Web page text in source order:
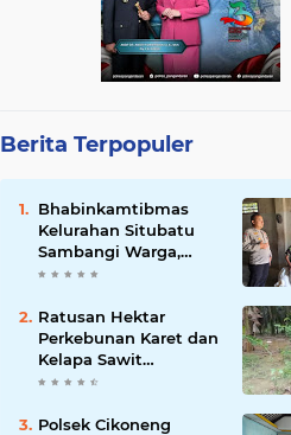
Berita Terpopuler
Bhabinkamtibmas
Kelurahan Situbatu
Sambangi Warga,
Perkuat Silaturahmi
Wilayah
Ratusan Hektar
Perkebunan Karet dan
Kelapa Sawit
terendam banjir
Polsek Cikoneng